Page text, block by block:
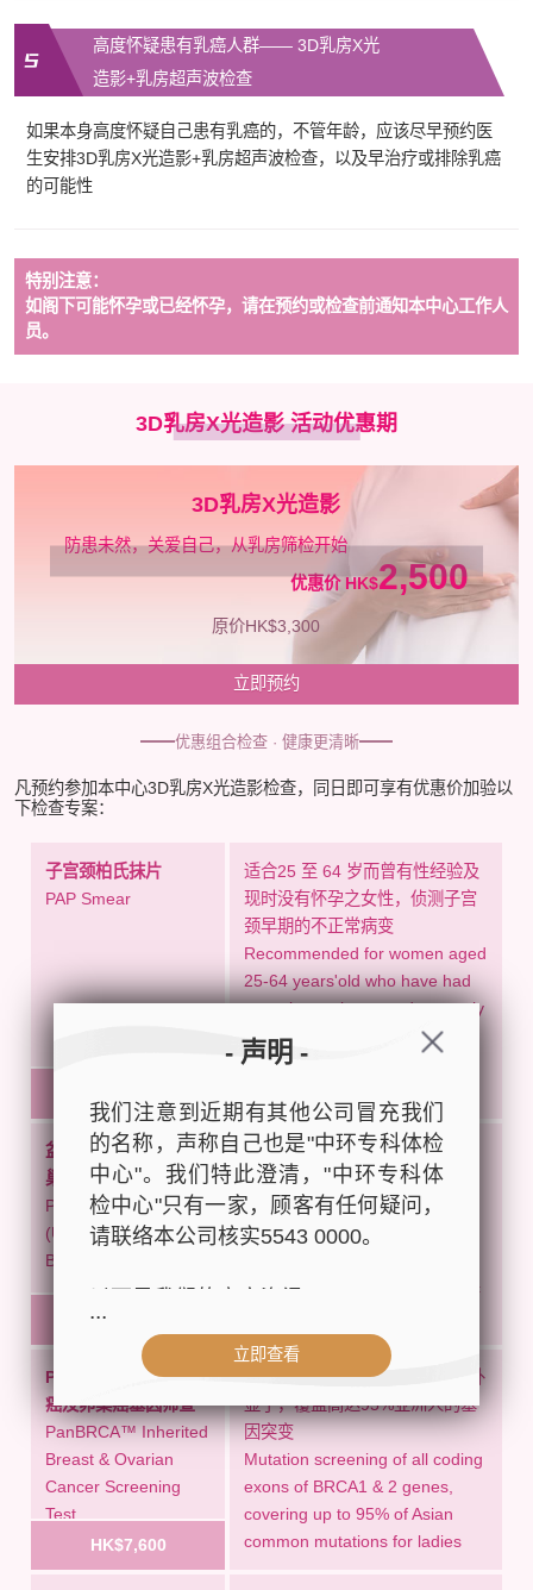
高度怀疑患有乳癌人群—— 3D乳房X光
造影+乳房超声波检查
如果本身高度怀疑自己患有乳癌的，不管年龄，应该尽早预约医
生安排3D乳房X光造影+乳房超声波检查，以及早治疗或排除乳癌
的可能性
特别注意：
如阁下可能怀孕或已经怀孕，请在预约或检查前通知本中心工作人
员。
3D乳房X光造影 活动优惠期
3D乳房X光造影
防患未然，关爱自己，从乳房筛检开始
优惠价 HK$2,500
原价HK$3,300
立即预约
优惠组合检查 · 健康更清晰
凡预约参加本中心3D乳房X光造影检查，同日即可享有优惠价加验以
下检查专案：
子宫颈柏氏抹片
PAP Smear
适合25 至 64 岁而曾有性经验及
现时没有怀孕之女性，侦测子宫
颈早期的不正常病变
Recommended for women aged
25-64 years'old who have had
sexual experience and currently
not pregnant. Detection of
cervical cancer and
盆腔超声波(子宫, 卵
巢, 膀胱)
Pelvis (Female only)
(Uterus, Ovary,
Bladder)
检测子宫癌、卵巢癌、卵巢囊
肿、子宫肌瘤(纤维瘤)等盆腔异
常情况
Detection of uterine cancer,
uterine fibroids and other pelvic
HK$1,110
PanBRCA™遗传性乳
癌及卵巢癌基因筛查
PanBRCA™ Inherited
Breast & Ovarian
Cancer Screening
Test
全面检测BRCA1&2基因上所有外
显子，覆盖高达95%亚洲人的基
因突变
Mutation screening of all coding
exons of BRCA1 & 2 genes,
covering up to 95% of Asian
common mutations for ladies
HK$7,600
- 声明 -
我们注意到近期有其他公司冒充我们
的名称，声称自己也是"中环专科体检
中心"。我们特此澄清，"中环专科体
检中心"只有一家，顾客有任何疑问，
请联络本公司核实5543 0000。
- 公司名称：中环专科体检中心（The
- 地址：香港皇后大道中99号中环中
心42楼4203室（中环港铁站出口
D1）
- 服务热线：(852) 3180 9809
- WhatsApp：(852) 5543 0000
- 电子邮箱：cs@tchc.hk
...
立即查看